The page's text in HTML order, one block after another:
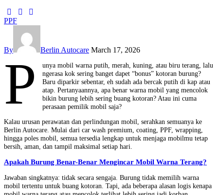
PPF
By Berlin Autocare March 17, 2026
P
unya mobil warna putih, merah, kuning, atau biru terang, lalu
ngerasa kok sering banget dapet “bonus” kotoran burung?
Baru diparkir sebentar, eh sudah ada bercak putih di kap atau
atap. Pertanyaannya, apa benar warna mobil yang mencolok
bikin burung lebih sering buang kotoran? Atau ini cuma
perasaan pemilik mobil saja?
Kalau urusan perawatan dan perlindungan mobil, serahkan semuanya ke
Berlin Autocare. Mulai dari car wash premium, coating, PPF, wrapping,
hingga poles mobil, semua tersedia lengkap untuk menjaga mobilmu tetap
bersih, aman, dan tampil maksimal setiap hari.
Apakah Burung Benar-Benar Mengincar Mobil Warna Terang?
Jawaban singkatnya: tidak secara sengaja. Burung tidak memilih warna
mobil tertentu untuk buang kotoran. Tapi, ada beberapa alasan logis kenapa